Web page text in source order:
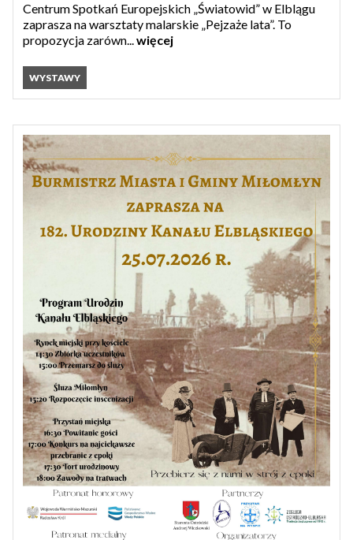
Centrum Spotkań Europejskich „Światowid” w Elblągu
zaprasza na warsztaty malarskie „Pejzaże lata”. To
propozycja zarówn...więcej
WYSTAWY